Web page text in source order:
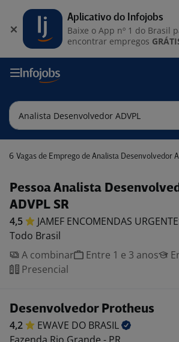
6 Vagas de Emprego de Analista Desenvolvedor
Pessoa Analista
ADVPL SR
4,5 JAMEF ENCOMENDAS
Todo Brasil
A combinar
Entre 1 e 3 anos
Presencial
Desenvolvedor Protheus
4,2 EWAVE DO BRASIL
Aplicativo do Infojobs
Baixe o App nº 1 do Brasil
encontrar empregos